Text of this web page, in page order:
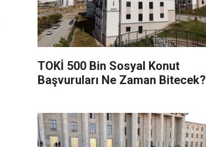
TOKİ 500 Bin Sosyal Konut
Başvuruları Ne Zaman Bitecek?